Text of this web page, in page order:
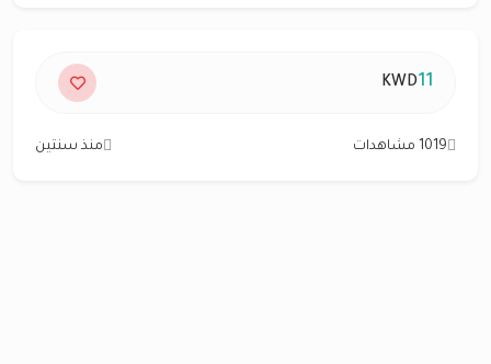
11
KWD
1019 مشاهدات منذ سنتين